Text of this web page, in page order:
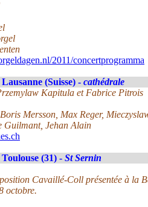
2011/concertprogramma
Lausanne (Suisse) - cathédrale
Kapitula et Fabrice Pitrois
Mersson, Max Reger,
Guilmant, Jehan Alain
Toulouse (31) - St Sernin
Cavaillé-Coll présentée à la
octobre.